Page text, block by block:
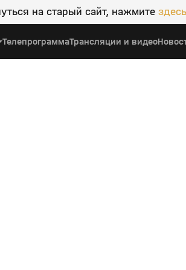
на старый сайт, нажмите здесь
ТелепрограммаТрансляции и видео